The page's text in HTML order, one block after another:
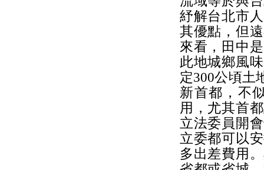
紓解台北市
其優點，但
來看，田中
此地城鄉風
定300公頃土
新首都，不
用，尤其首
立法委員開
立委都可以
多出差費用